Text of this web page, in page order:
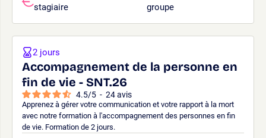
stagiaire
groupe
Accompagnement de la personne en
fin de vie - SNT.26
4.5/5 - 24avis
Apprenez à gérer votre communication et votre rapport à la mort
avec notre formation à l'accompagnement des personnes en fin
de vie. Formation de 2 jours.
2 jours